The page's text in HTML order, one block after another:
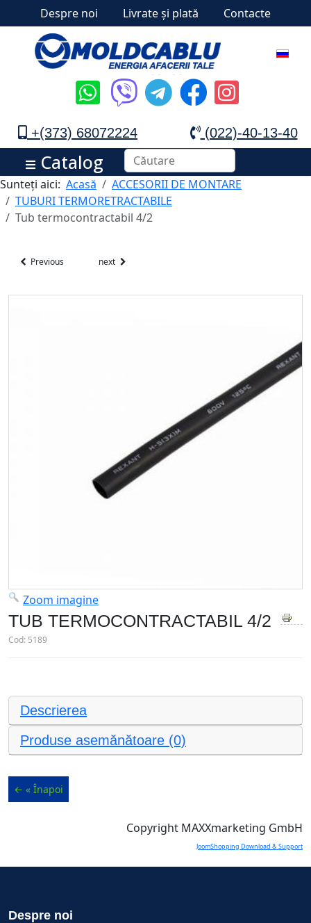
Despre noi Livrate și plată Contacte
+(373) 68072224 (022)-40-13-40
Catalog
Sunteți aici: Acasă
ACCESORII DE MONTARE
TUBURI TERMORETRACTABILE
Tub termocontractabil 4/2
Previous next
Zoom imagine
TUB TERMOCONTRACTABIL 4/2
Cod: 5189
Descrierea
Produse asemănătoare (0)
Copyright MAXXmarketing GmbH
JoomShopping Download & Support
Despre noi